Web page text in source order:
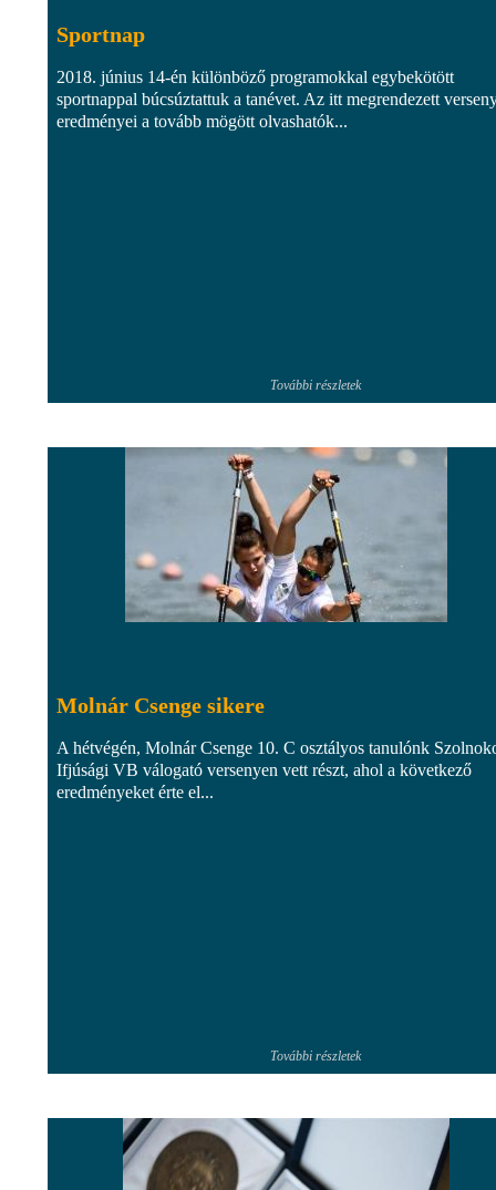
Sportnap
2018. június 14-én különböző programokkal egybekötött
sportnappal búcsúztattuk a tanévet. Az itt megrendezett
eredményei a tovább mögött olvashatók...
További részletek
Molnár Csenge sikere
A hétvégén, Molnár Csenge 10. C osztályos tanulónk
Ifjúsági VB válogató versenyen vett részt, ahol a következő
eredményeket érte el...
További részletek